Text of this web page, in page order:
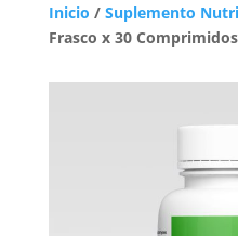
Inicio / Suplemento
Frasco x 30